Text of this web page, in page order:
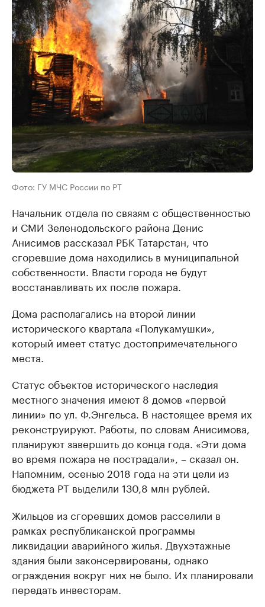
Фото: ГУ МЧС России по РТ
Начальник отдела по связям с общественностью
и СМИ Зеленодольского района Денис
Анисимов рассказал РБК Татарстан, что
сгоревшие дома находились в муниципальной
собственности. Власти города не будут
восстанавливать их после пожара.
Дома располагались на второй линии
исторического квартала «Полукамушки»,
который имеет статус достопримечательного
места.
Статус объектов исторического наследия
местного значения имеют 8 домов «первой
линии» по ул. Ф.Энгельса. В настоящее время их
реконструируют. Работы, по словам Анисимова,
планируют завершить до конца года. «Эти дома
во время пожара не пострадали», – сказал он.
Напомним, осенью 2018 года на эти цели из
бюджета РТ выделили 130,8 млн рублей.
Жильцов из сгоревших домов расселили в
рамках республиканской программы
ликвидации аварийного жилья. Двухэтажные
здания были законсервированы, однако
ограждения вокруг них не было. Их планировали
передать инвесторам.